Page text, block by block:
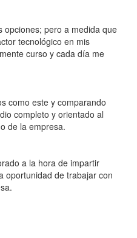
opciones; pero a medida que
tecnológico en mis
curso y cada día me
como este y comparando
completo y orientado al
de la empresa.
a la hora de impartir
oportunidad de trabajar con